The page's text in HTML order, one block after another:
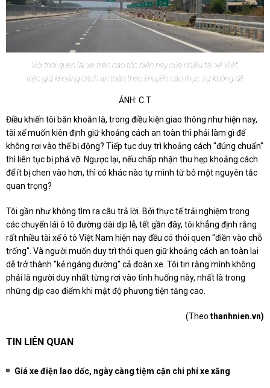
Với thói quen lái xe trên cao tốc hiện nay của nhiều tài xế Việt,
việc giữ khoảng cách an toàn theo khuyến cáo thực sự không dễ
ẢNH: C.T
Điều khiến tôi băn khoăn là, trong điều kiện giao thông như hiện nay,
tài xế muốn kiên định giữ khoảng cách an toàn thì phải làm gì để
không rơi vào thế bị động? Tiếp tục duy trì khoảng cách "đúng chuẩn"
thì liên tục bị phá vỡ. Ngược lại, nếu chấp nhận thu hẹp khoảng cách
để ít bị chen vào hơn, thì có khác nào tự mình từ bỏ một nguyên tắc
quan trọng?
Tôi gần như không tìm ra câu trả lời. Bởi thực tế trải nghiệm trong
các chuyến lái ô tô đường dài dịp lễ, tết gần đây, tôi khẳng định rằng
rất nhiều tài xế ô tô Việt Nam hiện nay đều có thói quen "điền vào chỗ
trống". Và người muốn duy trì thói quen giữ khoảng cách an toàn lại
dễ trở thành "kẻ ngáng đường" cả đoàn xe. Tôi tin rằng mình không
phải là người duy nhất từng rơi vào tình huống này, nhất là trong
những dịp cao điểm khi mật độ phương tiện tăng cao.
(Theo thanhnien.vn)
TIN LIÊN QUAN
Giá xe điện lao dốc, ngày càng tiệm cận chi phí xe xăng